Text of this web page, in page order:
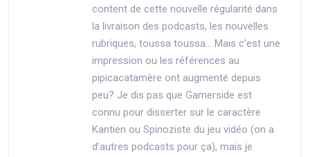
content de cette nouvelle régularité dans
la livraison des podcasts, les nouvelles
rubriques, toussa toussa… Mais c’est une
impression ou les références au
pipicacatamère ont augmenté depuis
peu? Je dis pas que Gamerside est
connu pour disserter sur le caractère
Kantien ou Spinoziste du jeu vidéo (on a
d’autres podcasts pour ça), mais je